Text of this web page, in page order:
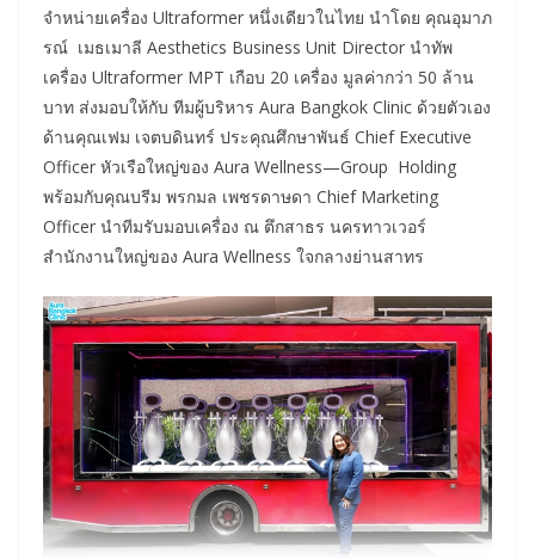
จำหน่ายเครื่อง Ultraformer หนึ่งเดียวในไทย นำโดย คุณอุมาภ
รณ์ เมธเมาลี Aesthetics Business Unit Director นำทัพ
เครื่อง Ultraformer MPT เกือบ 20 เครื่อง มูลค่ากว่า 50 ล้าน
บาท ส่งมอบให้กับ ทีมผู้บริหาร Aura Bangkok Clinic ด้วยตัวเอง
ด้านคุณเฟม เจตบดินทร์ ประคุณศึกษาพันธ์ Chief Executive
Officer หัวเรือใหญ่ของ Aura Wellness—Group Holding
พร้อมกับคุณบรีม พรกมล เพชรดาษดา Chief Marketing
Officer นำทีมรับมอบเครื่อง ณ ตึกสาธร นครทาวเวอร์
สำนักงานใหญ่ของ Aura Wellness ใจกลางย่านสาทร